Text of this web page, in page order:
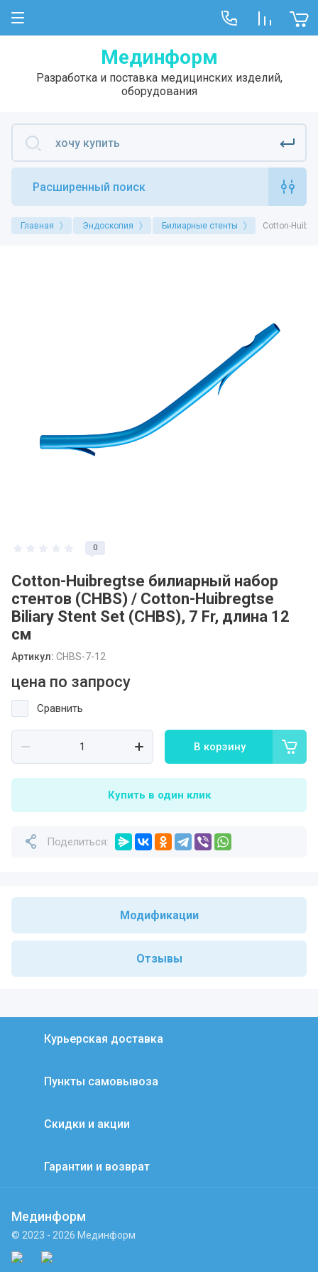
Мединформ
Разработка и поставка медицинских изделий,
оборудования
Расширенный поиск
Главная Эндоскопия Билиарные стенты Cotton-
0
Cotton-Huibregtse билиарный набор
стентов (CHBS) / Cotton-Huibregtse
Biliary Stent Set (CHBS), 7 Fr, длина 12
см
Артикул: CHBS-7-12
цена по запросу
Сравнить
В корзину
Купить в один клик
Поделиться:
Модификации
Отзывы
Курьерская доставка
Пункты самовывоза
Скидки и акции
Гарантии и возврат
Мединформ
© 2023 - 2026 Мединформ